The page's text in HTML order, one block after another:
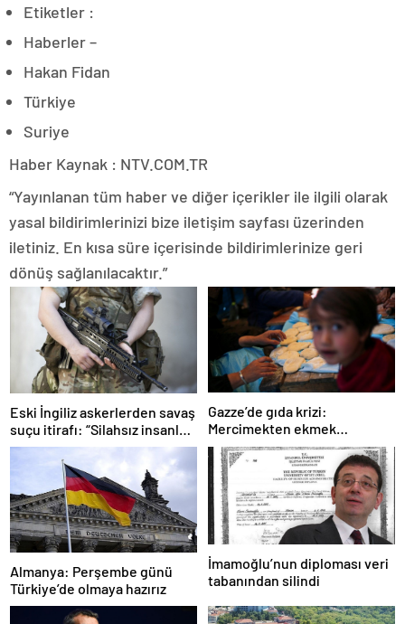
Etiketler :
Haberler –
Hakan Fidan
Türkiye
Suriye
Haber Kaynak : NTV.COM.TR
“Yayınlanan tüm haber ve diğer içerikler ile ilgili olarak
yasal bildirimlerinizi bize iletişim sayfası üzerinden
iletiniz. En kısa süre içerisinde bildirimlerinize geri
dönüş sağlanılacaktır.”
Eski İngiliz askerlerden savaş
suçu itirafı: “Silahsız insanları
uykuda öldürdüler”
Gazze’de gıda krizi:
Mercimekten ekmek
yapıyorlar
Almanya: Perşembe günü
Türkiye’de olmaya hazırız
İmamoğlu’nun diploması veri
tabanından silindi